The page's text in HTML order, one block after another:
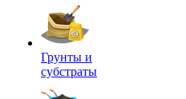
Грунты и
субстраты